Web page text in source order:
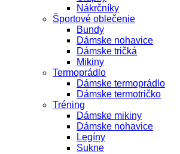
Nákrčníky
Športové oblečenie
Bundy
Dámske nohavice
Dámske tričká
Mikiny
Termoprádlo
Dámske termoprádlo
Dámske termotričko
Tréning
Dámske mikiny
Dámske nohavice
Legíny
Sukne